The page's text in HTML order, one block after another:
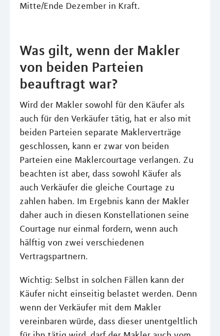
Mitte/Ende Dezember in Kraft.
Was gilt, wenn der Makler
von beiden Parteien
beauftragt war?
Wird der Makler sowohl für den Käufer als
auch für den Verkäufer tätig, hat er also mit
beiden Parteien separate Maklerverträge
geschlossen, kann er zwar von beiden
Parteien eine Maklercourtage verlangen. Zu
beachten ist aber, dass sowohl Käufer als
auch Verkäufer die gleiche Courtage zu
zahlen haben. Im Ergebnis kann der Makler
daher auch in diesen Konstellationen seine
Courtage nur einmal fordern, wenn auch
hälftig von zwei verschiedenen
Vertragspartnern.
Wichtig: Selbst in solchen Fällen kann der
Käufer nicht einseitig belastet werden. Denn
wenn der Verkäufer mit dem Makler
vereinbaren würde, dass dieser unentgeltlich